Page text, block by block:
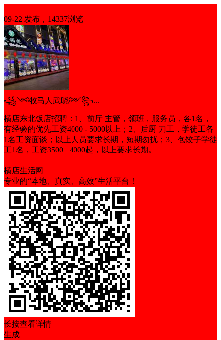
09-22 发布，14337浏览
꧁༺牧马人武晓༻꧂...
横店东北饭店招聘：1、前厅 主管，领班，服务员，各1名，
有经验的优先工资4000 - 5000以上；2、后厨 刀工，学徒工各
1名工资面谈；以上人员要求长期，短期勿扰；3、包饺子学徒
工1名，工资3500 - 4000起，以上要求长期。
横店生活网
专业的“本地、真实、高效”生活平台！
长按查看详情
生成